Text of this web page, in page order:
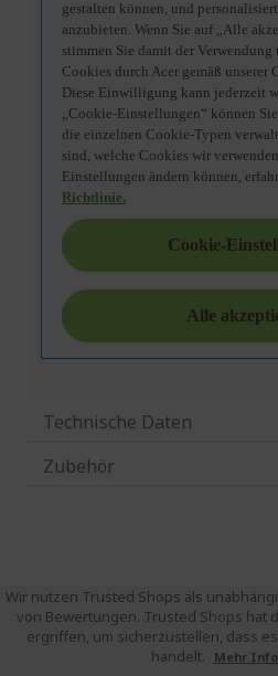
Technische Daten
Zubehör
Wir nutzen Trusted Shops als
von Bewertungen. Trusted Shops hat
ergriffen, um sicherzustellen, dass
handelt.
Mehr